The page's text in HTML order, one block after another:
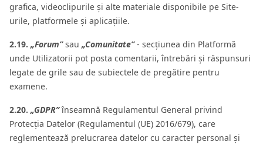
grafica, videoclipurile și alte materiale disponibile pe Site-
urile, platformele și aplicațiile.
2.19. „Forum”sau „Comunitate” - secțiunea din Platformă
unde Utilizatorii pot posta comentarii, întrebări și răspunsuri
legate de grile sau de subiectele de pregătire pentru
examene.
2.20. „GDPR”înseamnă Regulamentul General privind
Protecția Datelor (Regulamentul (UE) 2016/679), care
reglementează prelucrarea datelor cu caracter personal și